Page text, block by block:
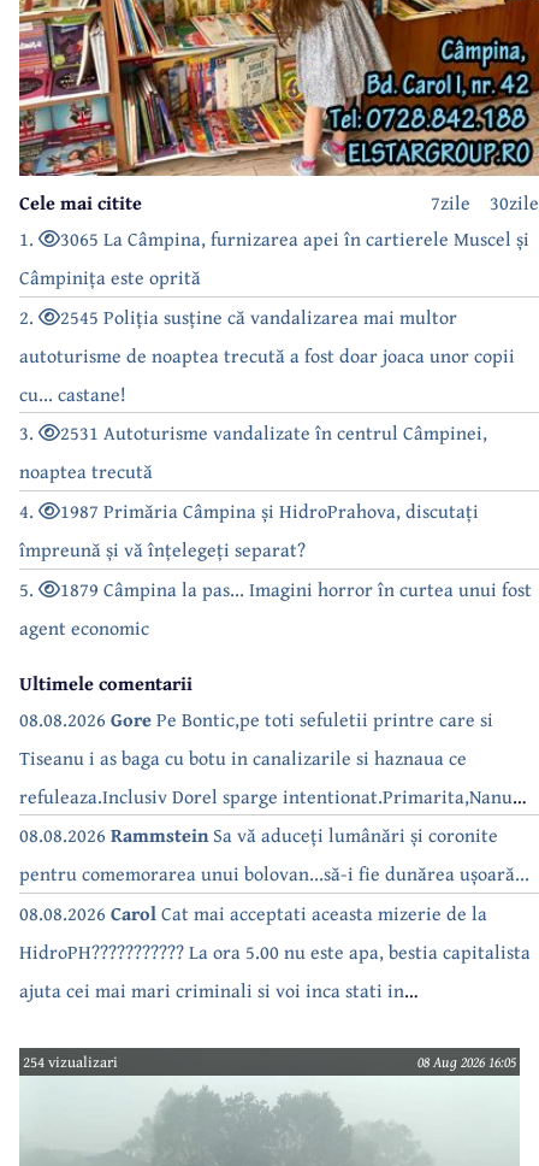
30zile
7zile
Cele mai citite
1.
3065 La Câmpina, furnizarea apei în cartierele Muscel și
Câmpinița este oprită
2.
2545 Poliția susține că vandalizarea mai multor
autoturisme de noaptea trecută a fost doar joaca unor copii
cu... castane!
3.
2531 Autoturisme vandalizate în centrul Câmpinei,
noaptea trecută
4.
1987 Primăria Câmpina și HidroPrahova, discutați
împreună și vă înțelegeți separat?
5.
1879 Câmpina la pas... Imagini horror în curtea unui fost
agent economic
Ultimele comentarii
08.08.2026 GorePe Bontic,pe toti sefuletii printre care si
Tiseanu i as baga cu botu in canalizarile si haznaua ce
refuleaza.Inclusiv Dorel sparge intentionat.Primarita,Nanu
bea apa de la robinet.Asta as intreba o si pe Izabel Mitrea
08.08.2026 RammsteinSa vă aduceți lumânări și coronite
pentru comemorarea unui bolovan...să-i fie dunărea ușoară...
08.08.2026 CarolCat mai acceptati aceasta mizerie de la
HidroPH??????????? La ora 5.00 nu este apa, bestia capitalista
ajuta cei mai mari criminali si voi inca stati in
254 vizualizari 08 Aug 2026 16:05